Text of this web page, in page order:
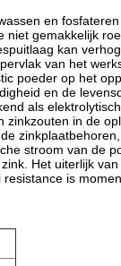
en
gemakkelijk
kan
van het
poeder op het
en de
als
in de
stroom van de
Het uiterlijk
is